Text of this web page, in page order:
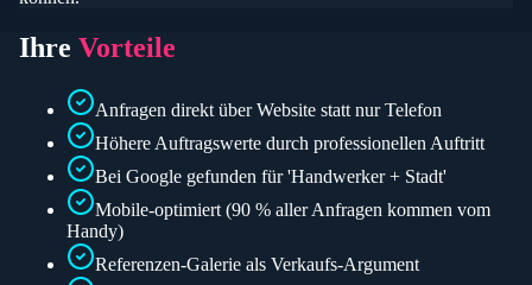
Ihre Vorteile
Anfragen direkt über Website statt nur Telefon
Höhere Auftragswerte durch professionellen Auftritt
Bei Google gefunden für 'Handwerker + Stadt'
Mobile-optimiert (90 % aller Anfragen kommen vom
Handy)
Referenzen-Galerie als Verkaufs-Argument